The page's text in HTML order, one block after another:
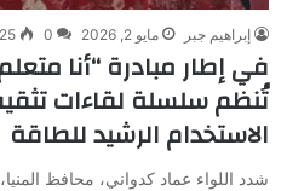
إبراهيم جبر مايو 2, 2026 0
25
في إطار مبادرة “أنا
تُنظم سلسلة لقاءات
الاستخدام الرشيد للطاقة
شدد اللواء عماد كدواني، محافظ